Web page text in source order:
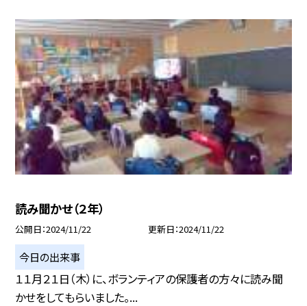
読み聞かせ（２年）
公開日 2024/11/22 更新日 2024/11/22
今日の出来事
１１月２１日（木）に、ボランティアの保護者の方々に読み聞
かせをしてもらいました。...